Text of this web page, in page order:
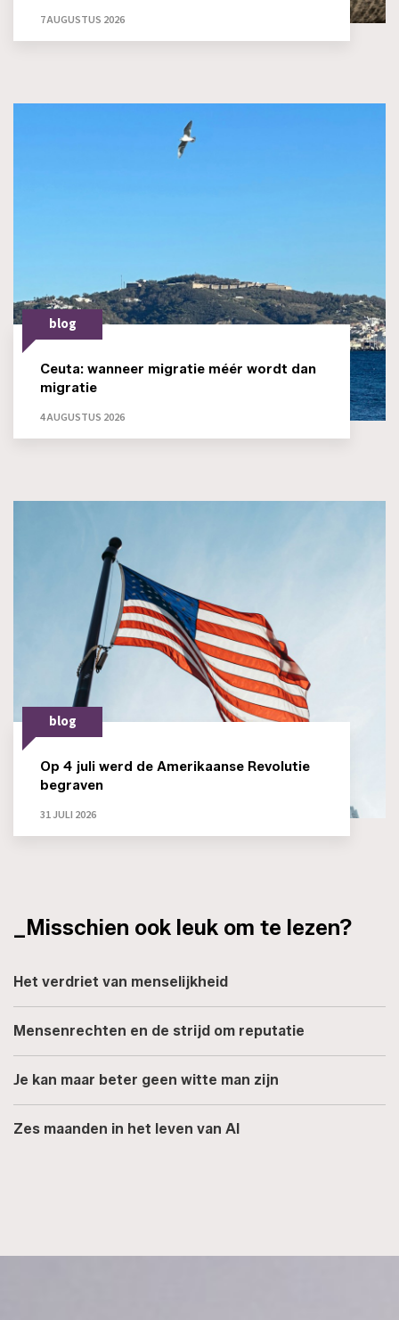
7 AUGUSTUS 2026
blog
Ceuta: wanneer migratie méér wordt dan
migratie
4 AUGUSTUS 2026
blog
Op 4 juli werd de Amerikaanse Revolutie
begraven
31 JULI 2026
_Misschien ook leuk om te lezen?
Het verdriet van menselijkheid
Mensenrechten en de strijd om reputatie
Je kan maar beter geen witte man zijn
Zes maanden in het leven van AI